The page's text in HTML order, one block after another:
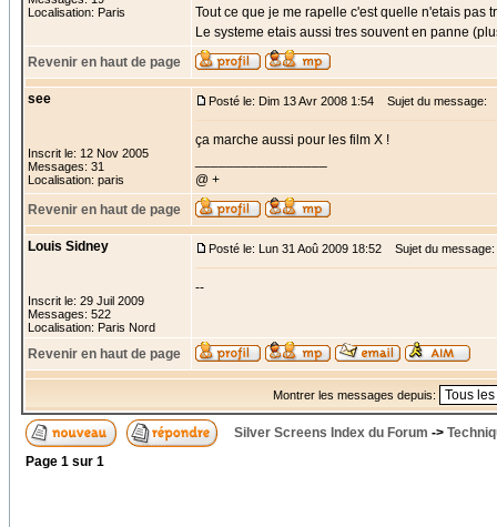
Localisation: Paris
Tout ce que je me rapelle c'est quelle n'etais pas
Le systeme etais aussi tres souvent en panne
Revenir en haut de page
see
Inscrit le: 12 Nov 2005
Messages: 31
Localisation: paris
Posté le: Dim 13 Avr 2008 1:54 Sujet du message:
ça marche aussi pour les film X !
@ +
Revenir en haut de page
Louis Sidney
Inscrit le: 29 Juil 2009
Messages: 522
Localisation: Paris Nord
Posté le: Lun 31 Aoû 2009 18:52 Sujet du message:
--
Revenir en haut de page
Montrer les messages depuis:
Silver Screens Index du Forum ->
Page 1 sur 1